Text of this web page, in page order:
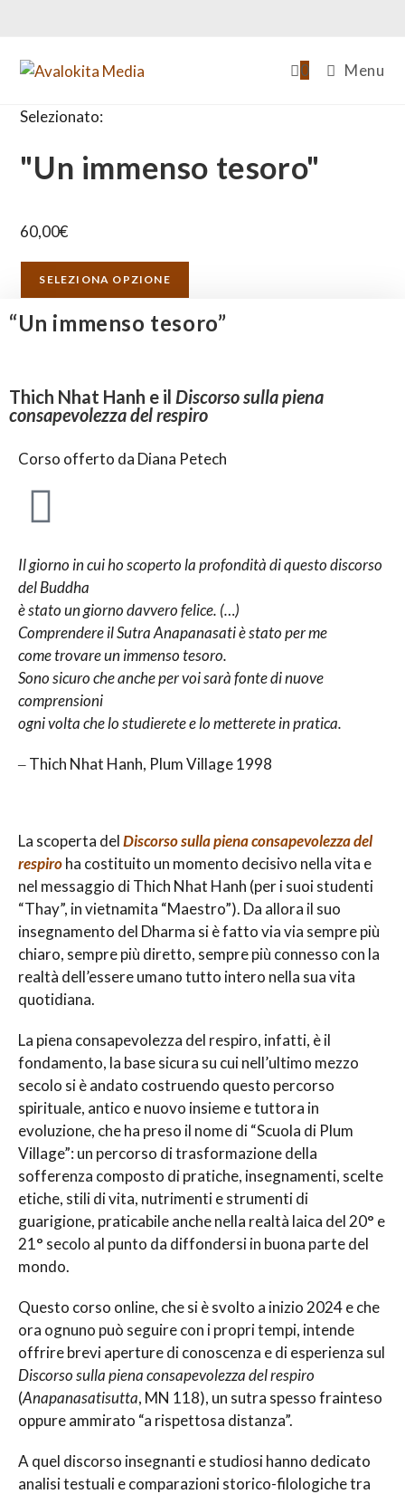
0 Menu
Selezionato:
"Un immenso tesoro"
60,00€
SELEZIONA OPZIONE
“Un immenso tesoro”
Thich Nhat Hanh e il Discorso sulla piena
consapevolezza del respiro
Corso offerto da Diana Petech
Il giorno in cui ho scoperto la profondità di questo discorso
del Buddha
è stato un giorno davvero felice. (…)
Comprendere il Sutra Anapanasati è stato per me
come trovare un immenso tesoro.
Sono sicuro che anche per voi sarà fonte di nuove
comprensioni
ogni volta che lo studierete e lo metterete in pratica.
‒ Thich Nhat Hanh, Plum Village 1998
La scoperta delDiscorso sulla piena consapevolezza del
respiroha costituito un momento decisivo nella vita e
nel messaggio di Thich Nhat Hanh (per i suoi studenti
“Thay”, in vietnamita “Maestro”). Da allora il suo
insegnamento del Dharma si è fatto via via sempre più
chiaro, sempre più diretto, sempre più connesso con la
realtà dell’essere umano tutto intero nella sua vita
quotidiana.
La piena consapevolezza del respiro, infatti, è il
fondamento, la base sicura su cui nell’ultimo mezzo
secolo si è andato costruendo questo percorso
spirituale, antico e nuovo insieme e tuttora in
evoluzione, che ha preso il nome di “Scuola di Plum
Village”: un percorso di trasformazione della
sofferenza composto di pratiche, insegnamenti, scelte
etiche, stili di vita, nutrimenti e strumenti di
guarigione, praticabile anche nella realtà laica del 20° e
21° secolo al punto da diffondersi in buona parte del
mondo.
Questo corso online, che si è svolto a inizio 2024 e che
ora ognuno può seguire con i propri tempi, intende
offrire brevi aperture di conoscenza e di esperienza sul
Discorso sulla piena consapevolezza del respiro
(Anapanasatisutta, MN 118), un sutra spesso frainteso
oppure ammirato “a rispettosa distanza”.
A quel discorso insegnanti e studiosi hanno dedicato
analisi testuali e comparazioni storico-filologiche tra